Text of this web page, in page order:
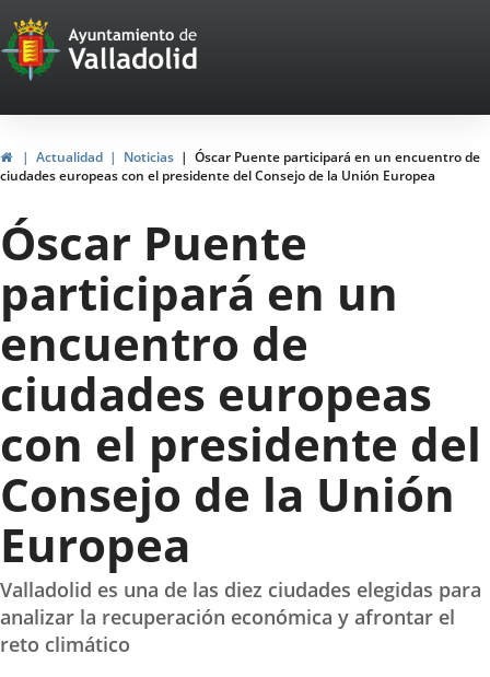
Portal
Web
del
Ayuntamiento
de
Valladolid
InicioActualidad Noticias
Óscar Puente participará en un encuentro de
ciudades europeas con el presidente del Consejo de la Unión Europea
Óscar Puente
participará en un
encuentro de
ciudades europeas
con el presidente del
Consejo de la Unión
Europea
Valladolid es una de las diez ciudades elegidas para
analizar la recuperación económica y afrontar el
reto climático